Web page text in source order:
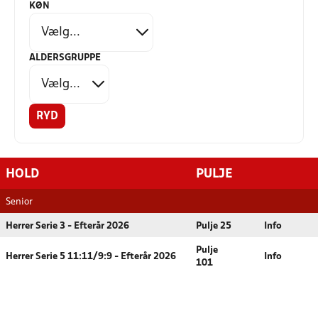
KØN
ALDERSGRUPPE
RYD
HOLD PULJE
Senior
Herrer Serie 3 - Efterår 2026 Pulje 25 Info
Herrer Serie 5 11:11/9:9 - Efterår 2026
Pulje
101
Info